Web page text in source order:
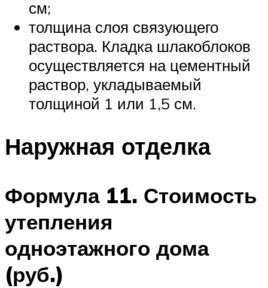
см;
толщина слоя связующего
раствора. Кладка шлакоблоков
осуществляется на цементный
раствор, укладываемый
толщиной 1 или 1,5 см.
Наружная отделка
Формула 11. Стоимость
утепления
одноэтажного дома
(руб.)